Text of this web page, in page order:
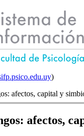
)
afectos, capital y
afectos,